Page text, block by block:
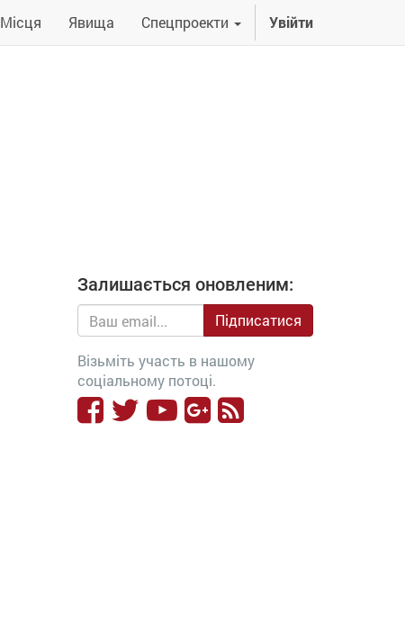
Місця Явища Спецпроекти Увійти
Залишається оновленим:
Підписатися
Візьміть участь в нашому
соціальному потоці.